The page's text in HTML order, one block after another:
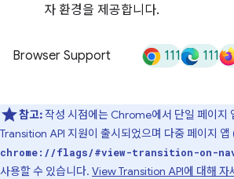
자 환경을 제공합니다.
Browser Support 111 111
참고:작성 시점에는 Chrome에서 단일 페이지
Transition API 지원이 출시되었으며 다중 페이지 앱
chrome://flags/#view-transition-on-
사용할 수 있습니다. View Transition API에 대해 자